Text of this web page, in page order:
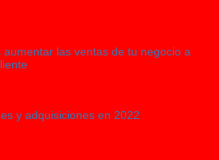
las ventas de tu negocio a
y adquisiciones en 2022